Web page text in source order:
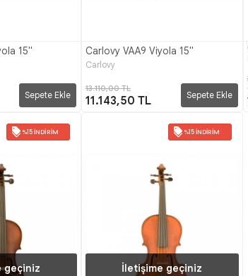
15"
Sepete Ekle
Carlovy VAA9 Viyola 15"
Carlovy
13.110,00 TL
11.143,50 TL Sepete Ekle
%15 İNDIRIM
geçiniz
%15 İNDIRIM
İletişime geçiniz